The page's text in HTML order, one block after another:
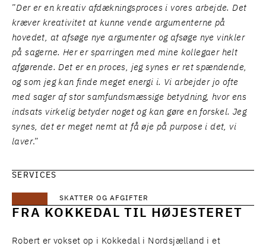
”Der er en kreativ afdækningsproces i vores arbejde. Det
kræver kreativitet at kunne vende argumenterne på
hovedet, at afsøge nye argumenter og afsøge nye vinkler
på sagerne. Her er sparringen med mine kollegaer helt
afgørende. Det er en proces, jeg synes er ret spændende,
og som jeg kan finde meget energi i. Vi arbejder jo ofte
med sager af stor samfundsmæssige betydning, hvor ens
indsats virkelig betyder noget og kan gøre en forskel. Jeg
synes, det er meget nemt at få øje på purpose i det, vi
laver.”
SERVICES
SKATTER OG AFGIFTER
FRA KOKKEDAL TIL HØJESTERET
Robert er vokset op i Kokkedal i Nordsjælland i et